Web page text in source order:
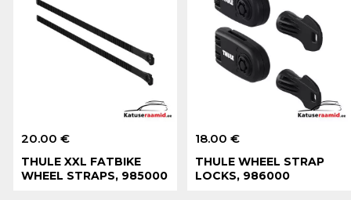
20.00 €
THULE XXL FATBIKE
WHEEL STRAPS, 985000
18.00 €
THULE WHEEL STRAP
LOCKS, 986000